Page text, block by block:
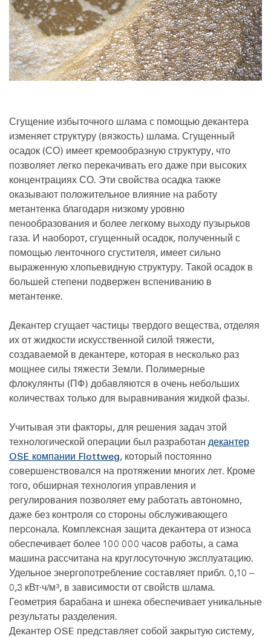
Сгущение избыточного шлама с помощью декантера
изменяет структуру (вязкость) шлама. Сгущенный
осадок (СО) имеет кремообразную структуру, что
позволяет легко перекачивать его даже при высоких
концентрациях СО. Эти свойства осадка также
оказывают положительное влияние на работу
метантенка благодаря низкому уровню
пенообразования и более легкому выходу пузырьков
газа. И наоборот, сгущенный осадок, полученный с
помощью ленточного сгустителя, имеет сильно
выраженную хлопьевидную структуру. Такой осадок в
большей степени подвержен вспениванию в
метантенке.
Декантер сгущает частицы твердого вещества, отделяя
их от жидкости искусственной силой тяжести,
создаваемой в декантере, которая в несколько раз
мощнее силы тяжести Земли. Полимерные
флокулянты (ПФ) добавляются в очень небольших
количествах только для выравнивания жидкой фазы.
Учитывая эти факторы, для решения задач этой
технологической операции был разработан декантер
OSE компании Flottweg, который постоянно
совершенствовался на протяжении многих лет. Кроме
того, обширная технология управления и
регулирования позволяет ему работать автономно,
даже без контроля со стороны обслуживающего
персонала. Комплексная защита декантера от износа
обеспечивает более 100 000 часов работы, а сама
машина рассчитана на круглосуточную эксплуатацию.
Удельное энергопотребление составляет прибл. 0,10 –
0,3 кВт·ч/м³, в зависимости от свойств шлама.
Геометрия барабана и шнека обеспечивает уникальные
результаты разделения.
Декантер OSE представляет собой закрытую систему,